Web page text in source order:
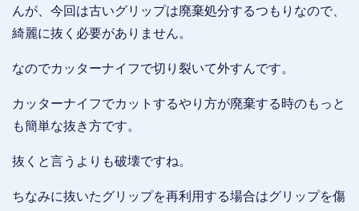
んが、今回は古いグリップは廃棄処分するつもりなので、
綺麗に抜く必要がありません。
なのでカッターナイフで切り裂いて外すんです。
カッターナイフでカットするやり方が廃棄する時のもっと
も簡単な抜き方です。
抜くと言うよりも破壊ですね。
ちなみに抜いたグリップを再利用する場合はグリップを傷